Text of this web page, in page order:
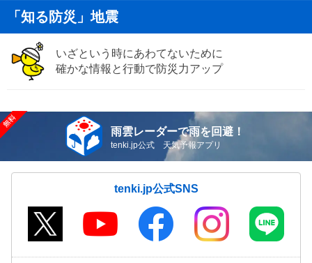
「知る防災」地震
いざという時にあわてないために
確かな情報と行動で防災力アップ
雨雲レーダーで雨を回避！
tenki.jp公式 天気予報アプリ
tenki.jp公式SNS